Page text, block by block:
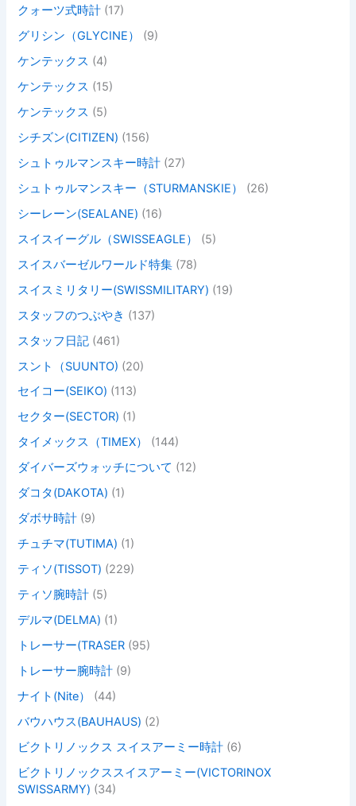
クォーツ式時計 (17)
グリシン（GLYCINE）
(9)
ケンテックス (4)
ケンテックス (15)
ケンテックス (5)
シチズン(CITIZEN) (156)
シュトゥルマンスキー時計 (27)
シュトゥルマンスキー（STURMANSKIE）
(26)
シーレーン(SEALANE) (16)
スイスイーグル（SWISSEAGLE）
(5)
スイスバーゼルワールド特集 (78)
スイスミリタリー(SWISSMILITARY) (19)
スタッフのつぶやき (137)
スタッフ日記 (461)
スント（SUUNTO) (20)
セイコー(SEIKO) (113)
セクター(SECTOR) (1)
タイメックス（TIMEX）
(144)
ダイバーズウォッチについて (12)
ダコタ(DAKOTA) (1)
ダボサ時計 (9)
チュチマ(TUTIMA) (1)
ティソ(TISSOT) (229)
ティソ腕時計 (5)
デルマ(DELMA) (1)
トレーサー(TRASER (95)
トレーサー腕時計 (9)
ナイト(Nite）
(44)
バウハウス(BAUHAUS) (2)
ビクトリノックス スイスアーミー時計 (6)
ビクトリノックススイスアーミー(VICTORINOX
SWISSARMY) (34)